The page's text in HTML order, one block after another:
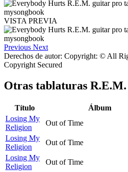
VISTA PREVIA
Previous Next
Derechos de autor: Copyright: © All
Copyright Secured
Otras tablaturas R.E.M.
Título Álbum
Losing My
Religion
Out of Time
Losing My
Religion
Out of Time
Losing My
Religion
Out of Time